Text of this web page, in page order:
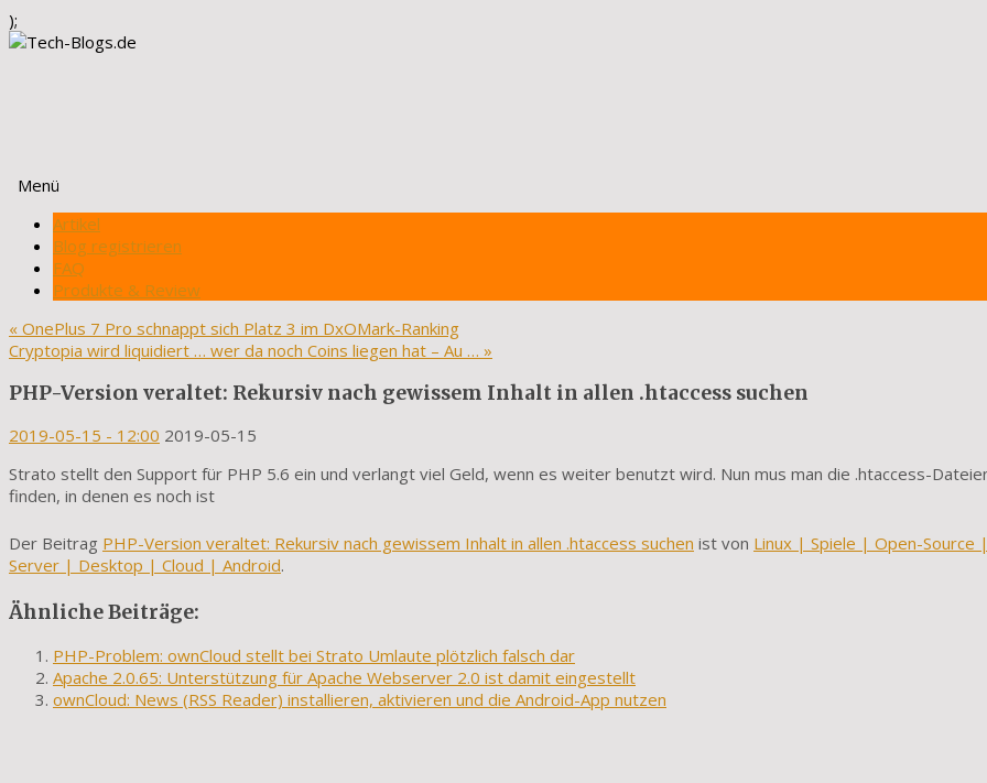
);
Menü
Zum
Inhalt
springen
Artikel
Blog registrieren
FAQ
Produkte & Review
« OnePlus 7 Pro schnappt sich Platz 3 im DxOMark-Ranking
Cryptopia wird liquidiert … wer da noch Coins liegen hat – Au … »
PHP-Version veraltet: Rekursiv nach gewissem Inhalt in allen .htaccess suchen
2019-05-15 - 12:00 2019-05-15
Strato stellt den Support für PHP 5.6 ein und verlangt viel Geld, wenn es weiter benutzt wird. Nun mus man die .htaccess-
finden, in denen es noch ist
Der Beitrag PHP-Version veraltet: Rekursiv nach gewissem Inhalt in allen .htaccess suchen ist von Linux | Spiele | Open-Source
Server | Desktop | Cloud | Android.
Ähnliche Beiträge:
PHP-Problem: ownCloud stellt bei Strato Umlaute plötzlich falsch dar
Apache 2.0.65: Unterstützung für Apache Webserver 2.0 ist damit eingestellt
ownCloud: News (RSS Reader) installieren, aktivieren und die Android-App nutzen